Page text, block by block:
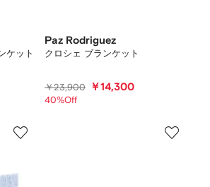
ケット
Paz Rodriguez
クロシェ ブランケット
￥23,900 ￥14,300
40%Off